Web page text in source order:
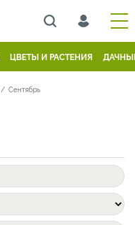
ЦВЕТЫ И РАСТЕНИЯ
Сентябрь